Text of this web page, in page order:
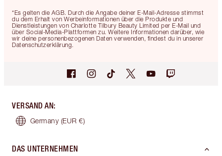
*Es gelten die AGB. Durch die Angabe deiner E-Mail-Adresse stimmst
du dem Erhalt von Werbeinformationen über die Produkte und
Dienstleistungen von Charlotte Tilbury Beauty Limited per E-Mail und
über Social-Media-Plattformen zu. Weitere Informationen darüber, wie
wir deine personenbezogenen Daten verwenden, findest du in unserer
Datenschutzerklärung.
VERSAND AN:
Germany (EUR €)
DAS UNTERNEHMEN